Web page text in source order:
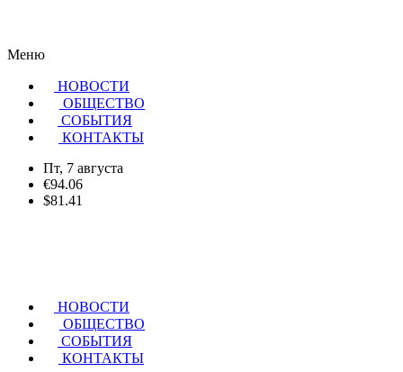
Меню
НОВОСТИ
ОБЩЕСТВО
CОБЫТИЯ
КОНТАКТЫ
Пт, 7 августа
€94.06
$81.41
НОВОСТИ
ОБЩЕСТВО
СОБЫТИЯ
КОНТАКТЫ